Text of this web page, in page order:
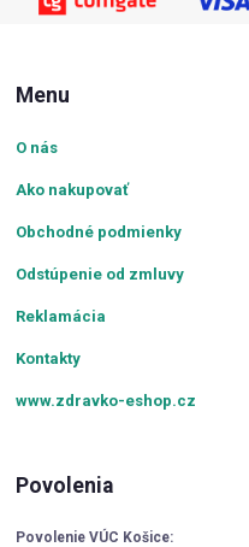
Menu
O nás
Ako nakupovať
Obchodné podmienky
Odstúpenie od zmluvy
Reklamácia
Kontakty
www.zdravko-eshop.cz
Povolenia
Povolenie VÚC Košice: